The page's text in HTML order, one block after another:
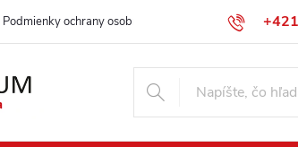
Podmienky ochrany osobných údajov Odstúpenie